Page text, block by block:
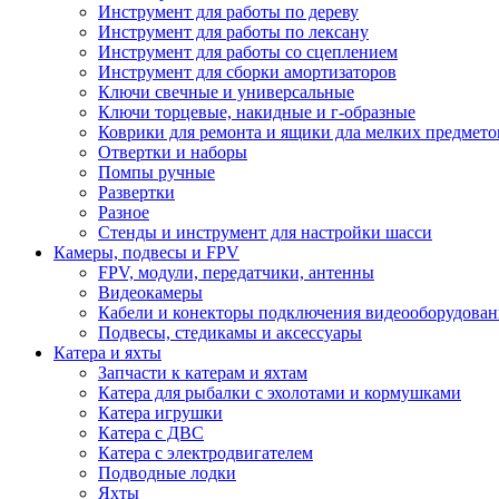
Инструмент для работы по дереву
Инструмент для работы по лексану
Инструмент для работы со сцеплением
Инструмент для сборки амортизаторов
Ключи свечные и универсальные
Ключи торцевые, накидные и г-образные
Коврики для ремонта и ящики дла мелких
Отвертки и наборы
Помпы ручные
Развертки
Разное
Стенды и инструмент для настройки шасси
Камеры, подвесы и FPV
FPV, модули, передатчики, антенны
Видеокамеры
Кабели и конекторы подключения
Подвесы, стедикамы и аксессуары
Катера и яхты
Запчасти к катерам и яхтам
Катера для рыбалки с эхолотами и кормушками
Катера игрушки
Катера с ДВС
Катера с электродвигателем
Подводные лодки
Яхты